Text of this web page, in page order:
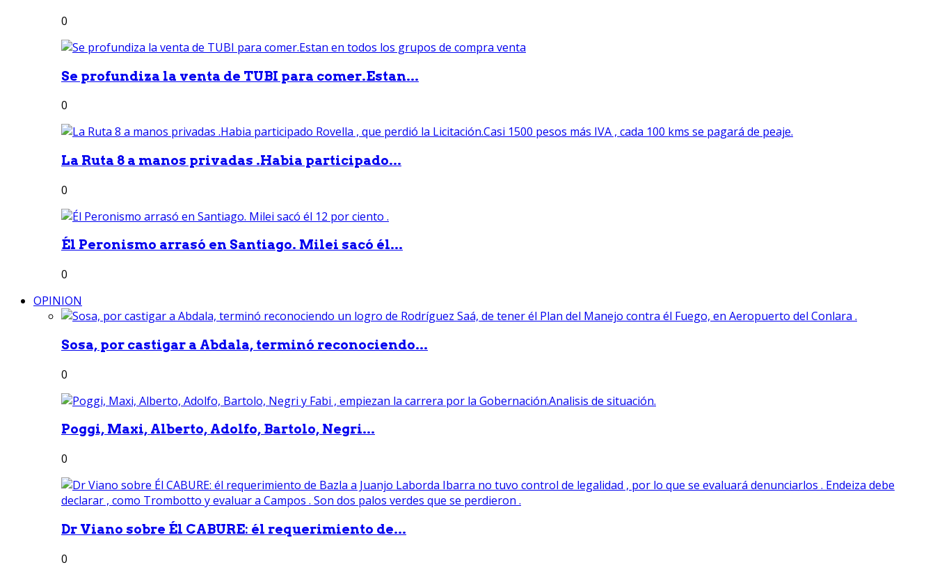
0
Se profundiza la venta de TUBI para comer.Estan...
0
La Ruta 8 a manos privadas .Habia participado...
0
Él Peronismo arrasó en Santiago. Milei sacó él...
0
OPINION
Sosa, por castigar a Abdala, terminó reconociendo...
0
Poggi, Maxi, Alberto, Adolfo, Bartolo, Negri...
0
Dr Viano sobre Él CABURE: él requerimiento de...
0